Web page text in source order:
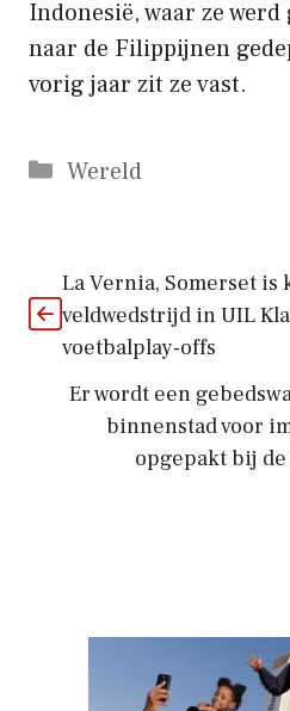
Indonesië, waar ze
naar de Filippijnen
vorig jaar zit ze vast.
Categorieën
Wereld
La Vernia, Somerset is
veldwedstrijd in UIL
voetbalplay-offs
Er wordt een
binnenstad voor
opgepakt bij